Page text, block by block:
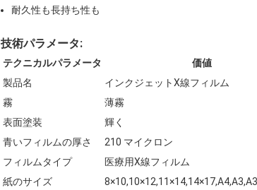
耐久性も長持ち性も
技術パラメータ:
テクニカルパラメータ
価値
製品名
インクジェットX線フィルム
霧
薄霧
表面塗装
輝く
青いフィルムの厚さ
210 マイクロン
フィルムタイプ
医療用X線フィルム
紙のサイズ